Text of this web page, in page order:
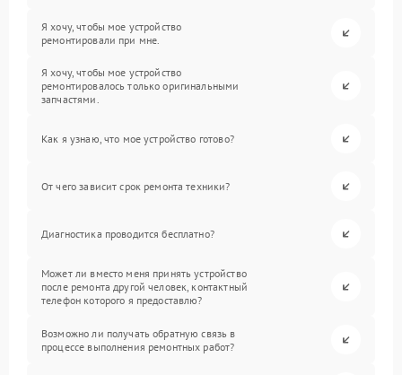
Я хочу, чтобы мое устройство
ремонтировали при мне.
Я хочу, чтобы мое устройство
ремонтировалось только оригинальными
запчастями.
Как я узнаю, что мое устройство готово?
От чего зависит срок ремонта техники?
Диагностика проводится бесплатно?
Может ли вместо меня принять устройство
после ремонта другой человек, контактный
телефон которого я предоставлю?
Возможно ли получать обратную связь в
процессе выполнения ремонтных работ?